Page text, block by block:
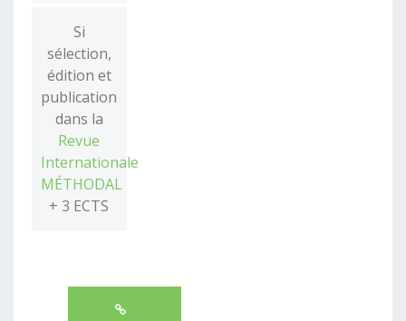
Si
sélection,
édition et
publication
dans la
Revue
Internationale
MÉTHODAL
+ 3 ECTS